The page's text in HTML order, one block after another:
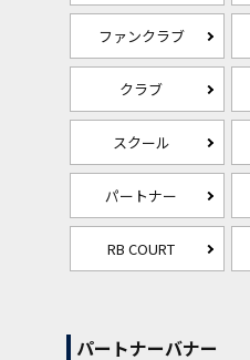
ファンクラブ
クラブ
スクール
パートナー
RB COURT
パートナーバナー